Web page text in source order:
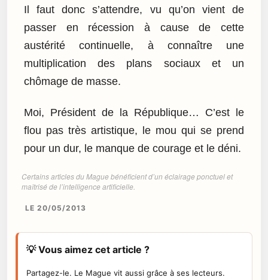
Il faut donc s’attendre, vu qu’on vient de
passer en récession à cause de cette
austérité continuelle, à connaître une
multiplication des plans sociaux et un
chômage de masse.
Moi, Président de la République… C’est le
flou pas très artistique, le mou qui se prend
pour un dur, le manque de courage et le déni.
Certains articles du Mague bénéficient d’un éclairage ponctuel et
maîtrisé de l’intelligence artificielle.
LE 20/05/2013
💡 Vous aimez cet article ?
Partagez-le. Le Mague vit aussi grâce à ses lecteurs.